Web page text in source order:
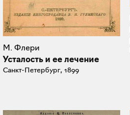
М. Флери
Усталость и ее лечение
Санкт-Петербург, 1899